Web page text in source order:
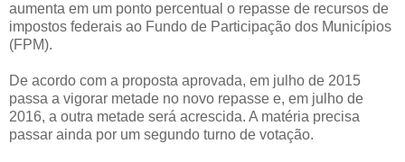
aumenta em um ponto percentual o repasse de recursos de
impostos federais ao Fundo de Participação dos Municípios
(FPM).
De acordo com a proposta aprovada, em julho de 2015
passa a vigorar metade no novo repasse e, em julho de
2016, a outra metade será acrescida. A matéria precisa
passar ainda por um segundo turno de votação.